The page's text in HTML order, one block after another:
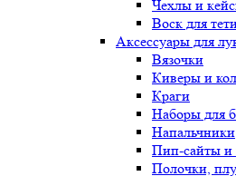
Чехлы и
Воск для
Аксессуары для
Вязочки
Киверы и
Краги
Наборы для
Напальчники
Пип-сайты и
Полочки,